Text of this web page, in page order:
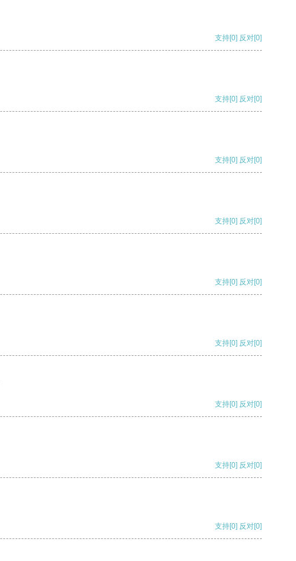
支持[0] 反对[0]
支持[0] 反对[0]
支持[0] 反对[0]
支持[0] 反对[0]
支持[0] 反对[0]
支持[0] 反对[0]
支持[0] 反对[0]
支持[0] 反对[0]
支持[0] 反对[0]